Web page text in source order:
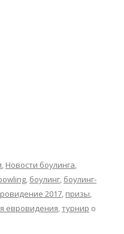
, Новости боулинга,
, боулинг, боулинг-
2017, призы,
евровидения,турнир о